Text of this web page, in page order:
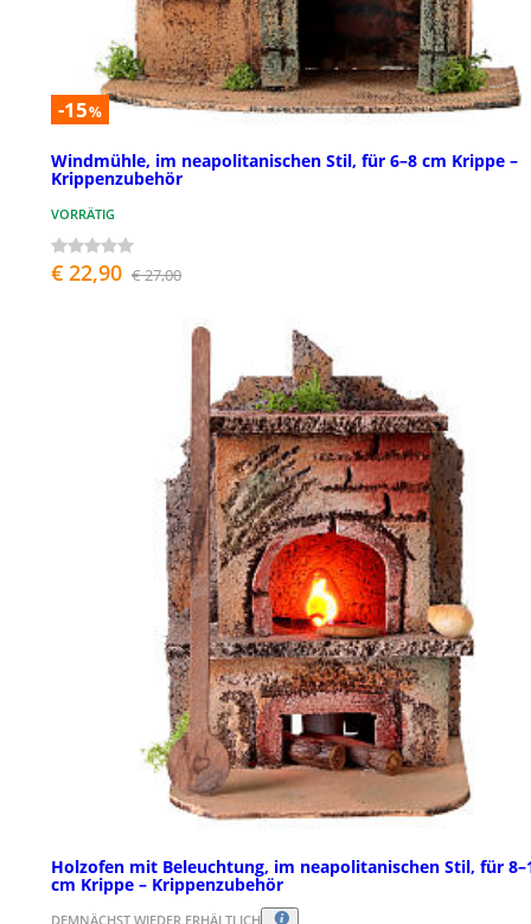
-15%
Windmühle, im neapolitanischen Stil, für 6–8 cm Krippe –
Krippenzubehör
VORRÄTIG
€ 22,90 € 27,00
Holzofen mit Beleuchtung, im neapolitanischen Stil, für
cm Krippe – Krippenzubehör
DEMNÄCHST WIEDER ERHÄLTLICH